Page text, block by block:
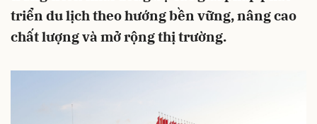
triển du lịch theo hướng bền vững, nâng cao
chất lượng và mở rộng thị trường.